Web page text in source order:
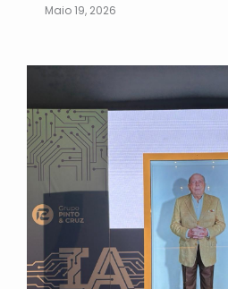
Maio 19, 2026